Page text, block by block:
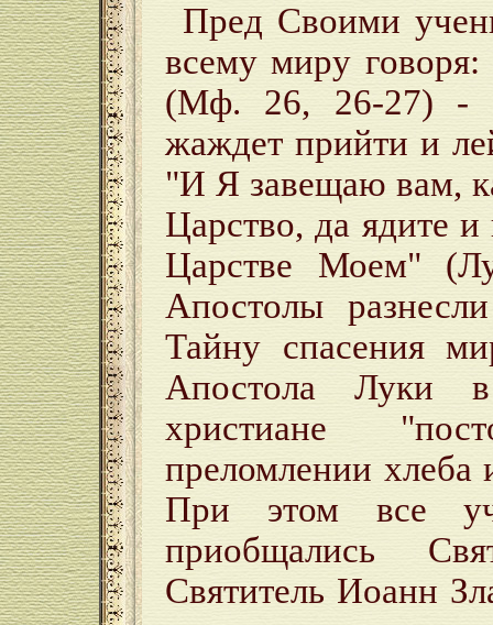
Пред Своими
всему миру
(Мф. 26, 26-27) -
жаждет прийти и
"И Я завещаю вам,
Царство, да ядите
Царстве Моем"
Апостолы
Тайну спасения
Апостола Луки в
христиане
преломлении
При этом все
приобщались
Святитель Иоанн